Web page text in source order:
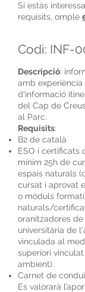
Si estàs
requisits, omple
Codi: INF-
Descripció:
amb experiència
d'informació
del Cap de
al Parc.
Requisits:
B2 de català
ESO i certificats
mínim 25h de
espais naturals
cursat i aprovat
o mòduls
naturals/
oranitzadores
universitària de
vinculada al
superiori
ambient).
Carnet de
Es valorarà